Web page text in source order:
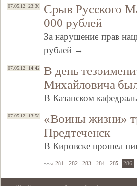
07.05.12 23:30
Срыв Русского
000 рублей
За нарушение прав
рублей →
07.05.12 14:42
В день
Михайловича
В Казанском
07.05.12 13:58
«Воины жизни»
Предтеченск
В Кировске прошел
««« 281 282 283 284 285 286